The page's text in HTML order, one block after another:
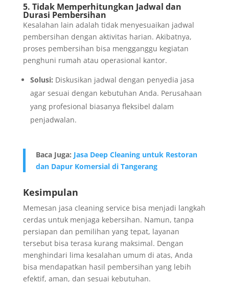
5. Tidak Memperhitungkan Jadwal dan
Durasi Pembersihan
Kesalahan lain adalah tidak menyesuaikan jadwal
pembersihan dengan aktivitas harian. Akibatnya,
proses pembersihan bisa mengganggu kegiatan
penghuni rumah atau operasional kantor.
Solusi: Diskusikan jadwal dengan penyedia jasa
agar sesuai dengan kebutuhan Anda. Perusahaan
yang profesional biasanya fleksibel dalam
penjadwalan.
Baca Juga: Jasa Deep Cleaning untuk Restoran
dan Dapur Komersial di Tangerang
Kesimpulan
Memesan jasa cleaning service bisa menjadi langkah
cerdas untuk menjaga kebersihan. Namun, tanpa
persiapan dan pemilihan yang tepat, layanan
tersebut bisa terasa kurang maksimal. Dengan
menghindari lima kesalahan umum di atas, Anda
bisa mendapatkan hasil pembersihan yang lebih
efektif, aman, dan sesuai kebutuhan.